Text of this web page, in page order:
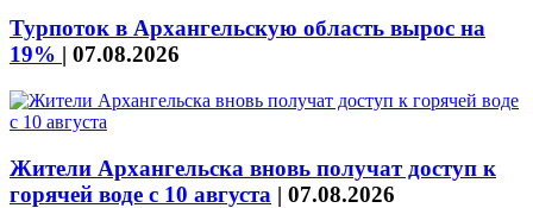
Турпоток в Архангельскую область вырос на
19% | 07.08.2026
Жители Архангельска вновь получат доступ к
горячей воде с 10 августа | 07.08.2026